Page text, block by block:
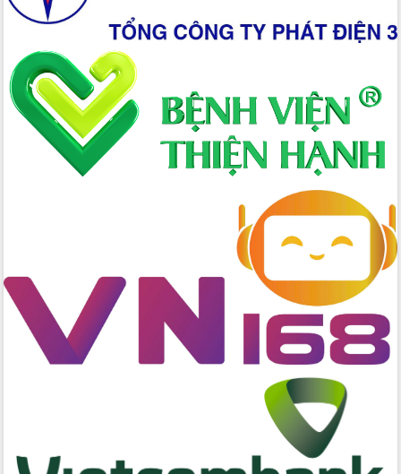
Xây dựng nền hành chính số đồng
hành cùng nông dân dân, doanh nghiệp
Giai đoạn 2026-2030, Đắk Lắk phấn
đấu có 77% xã đạt chuẩn nông thôn
mới
Chuyển đổi số 'mở đường' cho nông
nghiệp Đắk Lắk tăng trưởng bứt phá
Triển khai đồng bộ đo đạc, lập hồ sơ
địa chính, hoàn thiện cơ sở dữ liệu đất
Đảng từ Sổ tay đảng viên điện tử
Đắk Lắk đẩy mạnh nuôi biển công
nghệ, hướng tới phát triển thủy sản
bền vững
Tập huấn nâng cao năng lực triển khai
2026